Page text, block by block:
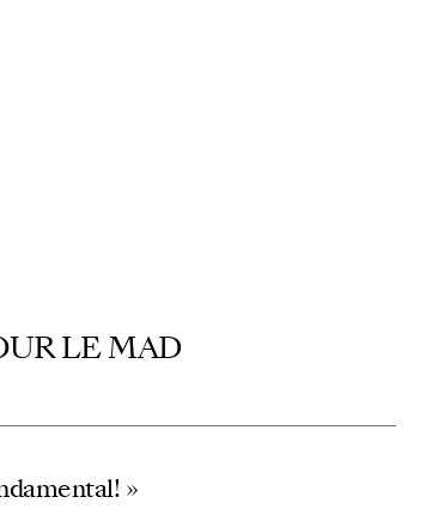
LE MAD
»